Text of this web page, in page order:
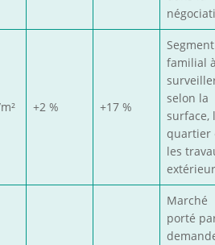
+2 % +17 %
Segment
familial
selon la
surface,
quartier
les
Marché
porté